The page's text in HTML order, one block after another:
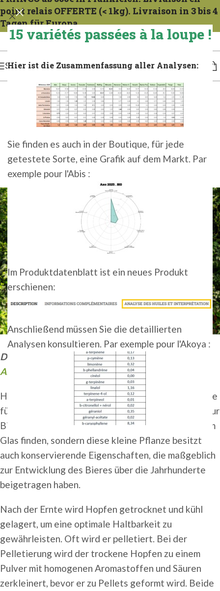
15 variétés passées à la loupe !
Hier ist die Zusammenfassung aller Analysen:
Sie finden es auch in der Boutique, für jede
getestete Sorte, eine Grafik auf dem Markt. Par
exemple pour l'Abis :
Im Produktdatenblatt ist ein neues Produkt
erschienen:
Anschließend müssen Sie die detaillierten
Analysen konsultieren. Par exemple pour l'Akoya :
point relais OFFERTE (< 1kg). Livraison in 3 bis 4
Tagen für Europa.
Expeditionen zu allen Mercredis. Gießen Sie das französische Gericht 1 bis 2 Tage
lang. Für 3 bis 4 Tage in Europa gießen.
SPEISEKARTE
BIERPRODUKTION,HOP,TECHNIKEN
DIE VERSCHIEDENEN
HOPFENTECHNIKEN BEIM
BIERBRAUEN
admin On 17. Juni 2021
Dieser Artikel entstand in Zusammenarbeit mit
Alexandra Berry.
Hopfen ist einer der vier wesentlichen Bestandteile
für die Bierherstellung. Er verleiht dem Bier nicht nur
Bitterkeit und die verschiedenen Aromen, die wir im
Glas finden, sondern diese kleine Pflanze besitzt
auch konservierende Eigenschaften, die maßgeblich
zur Entwicklung des Bieres über die Jahrhunderte
beigetragen haben.
Nach der Ernte wird Hopfen getrocknet und kühl
gelagert, um eine optimale Haltbarkeit zu
gewährleisten. Oft wird er pelletiert. Bei der
Pelletierung wird der trockene Hopfen zu einem
Pulver mit homogenen Aromastoffen und Säuren
zerkleinert, bevor er zu Pellets geformt wird. Beide